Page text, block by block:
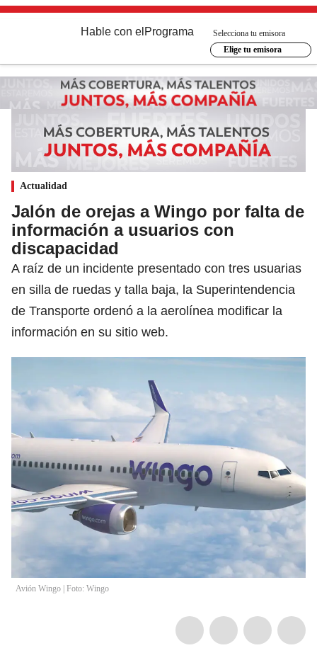
Hable con el Programa
Selecciona tu emisora
Elige tu emisora
Actualidad
Jalón de orejas a Wingo por falta de
información a usuarios con
discapacidad
A raíz de un incidente presentado con tres usuarias
en silla de ruedas y talla baja, la Superintendencia
de Transporte ordenó a la aerolínea modificar la
información en su sitio web.
Avión Wingo | Foto: Wingo